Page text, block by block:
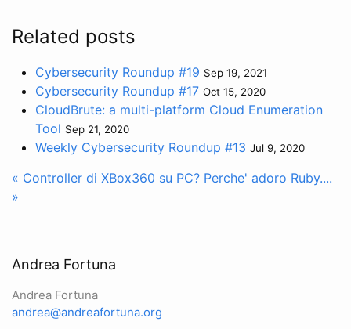
Related posts
Cybersecurity Roundup #19 Sep 19, 2021
Cybersecurity Roundup #17 Oct 15, 2020
CloudBrute: a multi-platform Cloud Enumeration
Tool Sep 21, 2020
Weekly Cybersecurity Roundup #13 Jul 9, 2020
« Controller di XBox360 su PC? Perche' adoro Ruby....
»
Andrea Fortuna
Andrea Fortuna
andrea@andreafortuna.org